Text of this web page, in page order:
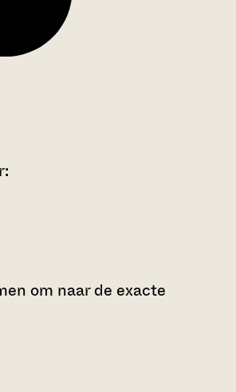
om naar de exacte